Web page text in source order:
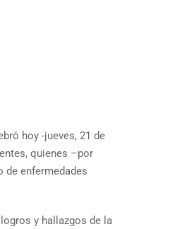
hoy -jueves, 21 de
quienes –por
enfermedades
y hallazgos de la